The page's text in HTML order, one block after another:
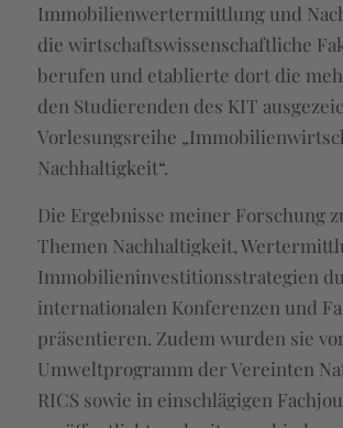
Immobilienwertermittlung und
die wirtschaftswissenschaftliche
berufen und etablierte dort die
den Studierenden des KIT
Vorlesungsreihe
Nachhaltigkeit“.
Die Ergebnisse meiner Forschung
Themen Nachhaltigkeit,
Immobilieninvestitionsstrategien
internationalen Konferenzen und
präsentieren. Zudem wurden sie
Umweltprogramm der Vereinten
RICS sowie in einschlägigen